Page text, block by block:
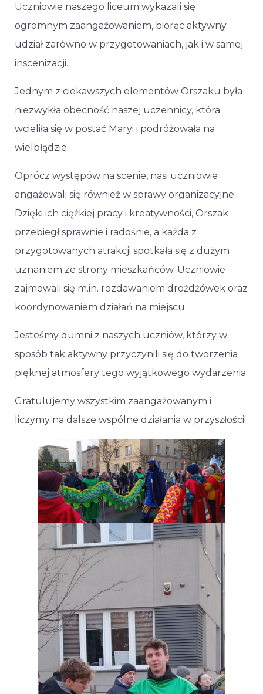
Uczniowie naszego liceum wykazali się
ogromnym zaangażowaniem, biorąc aktywny
udział zarówno w przygotowaniach, jak i w samej
inscenizacji.
Jednym z ciekawszych elementów Orszaku była
niezwykła obecność naszej uczennicy, która
wcieliła się w postać Maryi i podróżowała na
wielbłądzie.
Oprócz występów na scenie, nasi uczniowie
angażowali się również w sprawy organizacyjne.
Dzięki ich ciężkiej pracy i kreatywności, Orszak
przebiegł sprawnie i radośnie, a każda z
przygotowanych atrakcji spotkała się z dużym
uznaniem ze strony mieszkańców. Uczniowie
zajmowali się m.in. rozdawaniem drożdżówek oraz
koordynowaniem działań na miejscu.
Jesteśmy dumni z naszych uczniów, którzy w
sposób tak aktywny przyczynili się do tworzenia
pięknej atmosfery tego wyjątkowego wydarzenia.
Gratulujemy wszystkim zaangażowanym i
liczymy na dalsze wspólne działania w przyszłości!